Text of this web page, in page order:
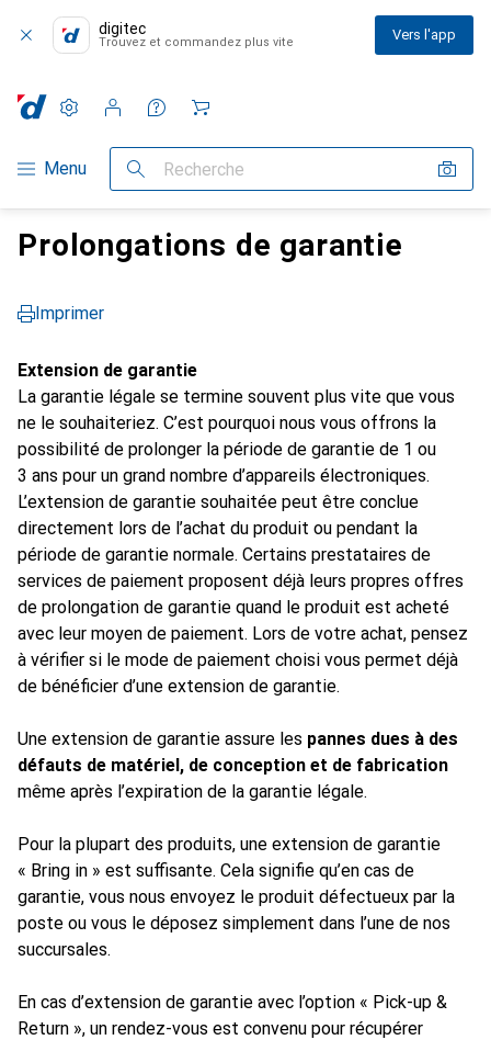
digitec
Trouvez et commandez plus vite Vers l'app
Navigation par catégorie
Menu Recherche
Paramètres
Compte client
Listes de comparaison
Listes d'envies
Panier
Prolongations de garantie
Imprimer
Extension de garantie
La garantie légale se termine souvent plus vite que vous
ne le souhaiteriez. C’est pourquoi nous vous offrons la
possibilité de prolonger la période de garantie de 1 ou
3 ans pour un grand nombre d’appareils électroniques.
L’extension de garantie souhaitée peut être conclue
directement lors de l’achat du produit ou pendant la
période de garantie normale. Certains prestataires de
services de paiement proposent déjà leurs propres offres
de prolongation de garantie quand le produit est acheté
avec leur moyen de paiement. Lors de votre achat, pensez
à vérifier si le mode de paiement choisi vous permet déjà
de bénéficier d’une extension de garantie.
Une extension de garantie assure les pannes dues à des
défauts de matériel, de conception et de fabrication
même après l’expiration de la garantie légale.
Pour la plupart des produits, une extension de garantie
« Bring in » est suffisante. Cela signifie qu’en cas de
garantie, vous nous envoyez le produit défectueux par la
poste ou vous le déposez simplement dans l’une de nos
succursales.
En cas d’extension de garantie avec l’option « Pick-up &
Return », un rendez-vous est convenu pour récupérer